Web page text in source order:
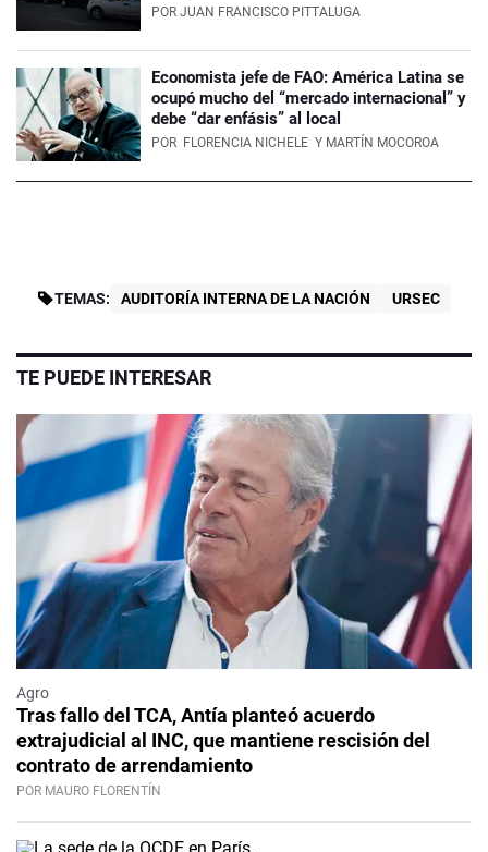
POR JUAN FRANCISCO PITTALUGA
Economista jefe de FAO: América Latina se
ocupó mucho del “mercado internacional” y
debe “dar enfásis” al local
POR FLORENCIA NICHELE Y MARTÍN MOCOROA
TEMAS: AUDITORÍA INTERNA DE LA NACIÓN URSEC
TE PUEDE INTERESAR
Agro
Tras fallo del TCA, Antía planteó acuerdo
extrajudicial al INC, que mantiene rescisión del
contrato de arrendamiento
POR MAURO FLORENTÍN